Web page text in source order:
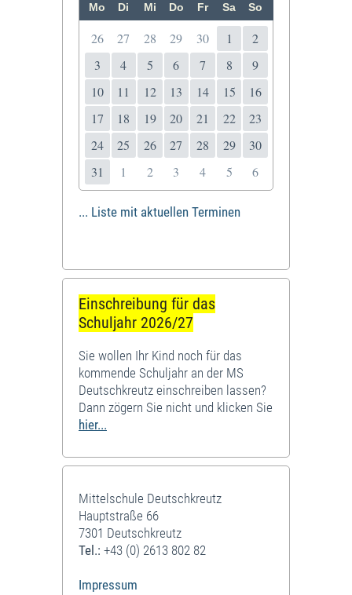
Mo Di Mi Do Fr Sa So
26 27 28 29 30 1
2
3
4 5 6 7 8
9
10
11 12 13 14 15
16
17
18 19 20 21 22
23
24
25 26 27 28 29
30
31
1 2 3 4 5 6
... Liste mit aktuellen Terminen
Einschreibung für das
Schuljahr 2026/27
Sie wollen Ihr Kind noch für das
kommende Schuljahr an der MS
Deutschkreutz einschreiben lassen?
Dann zögern Sie nicht und klicken Sie
hier...
Mittelschule Deutschkreutz
Hauptstraße 66
7301 Deutschkreutz
Tel.: +43 (0) 2613 802 82
Impressum